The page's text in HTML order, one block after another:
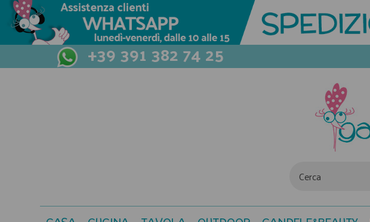
+39 391 382 74 25